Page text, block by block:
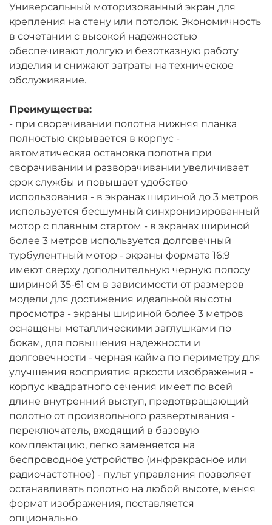
Универсальный моторизованный экран для
крепления на стену или потолок. Экономичность
в сочетании с высокой надежностью
обеспечивают долгую и безотказную работу
изделия и снижают затраты на техническое
обслуживание.
Преимущества:
- при сворачивании полотна нижняя планка
полностью скрывается в корпус -
автоматическая остановка полотна при
сворачивании и разворачивании увеличивает
срок службы и повышает удобство
использования - в экранах шириной до 3 метров
используется бесшумный синхронизированный
мотор с плавным стартом - в экранах шириной
более 3 метров используется долговечный
турбулентный мотор - экраны формата 16:9
имеют сверху дополнительную черную полосу
шириной 35-61 см в зависимости от размеров
модели для достижения идеальной высоты
просмотра - экраны шириной более 3 метров
оснащены металлическими заглушками по
бокам, для повышения надежности и
долговечности - черная кайма по периметру для
улучшения восприятия яркости изображения -
корпус квадратного сечения имеет по всей
длине внутренний выступ, предотвращающий
полотно от произвольного развертывания -
переключатель, входящий в базовую
комплектацию, легко заменяется на
беспроводное устройство (инфракрасное или
радиочастотное) - пульт управления позволяет
останавливать полотно на любой высоте, меняя
формат изображения, поставляется
опционально